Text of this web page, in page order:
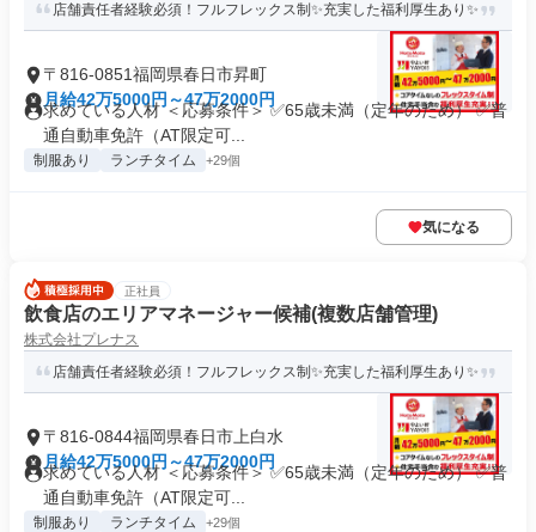
店舗責任者経験必須！フルフレックス制✨充実した福利厚生あり✨
〒816-0851福岡県春日市昇町
月給42万5000円～47万2000円
求めている人材 ＜応募条件＞ ✅65歳未満（定年のため） ✅普
通自動車免許（AT限定可...
制服あり ランチタイム +29個
気になる
正社員
飲食店のエリアマネージャー候補(複数店舗管理)
株式会社プレナス
店舗責任者経験必須！フルフレックス制✨充実した福利厚生あり✨
〒816-0844福岡県春日市上白水
月給42万5000円～47万2000円
求めている人材 ＜応募条件＞ ✅65歳未満（定年のため） ✅普
通自動車免許（AT限定可...
制服あり ランチタイム +29個